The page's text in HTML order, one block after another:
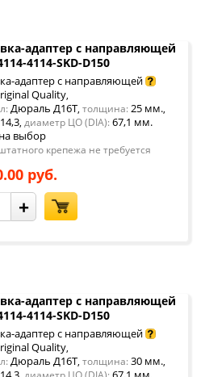
адаптер с направляющей
4114-SKD-D150
адаптер с направляющей
Quality,
Дюраль Д16Т, толщина: 25 мм.,
, диаметр ЦО (DIA): 67,1 мм.
на выбор
крепежа не требуется
руб.
+
адаптер с направляющей
4114-SKD-D150
адаптер с направляющей
Quality,
Дюраль Д16Т, толщина: 30 мм.,